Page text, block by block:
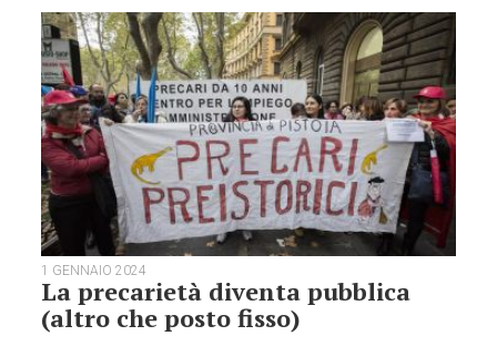
1 GENNAIO 2024
La precarietà diventa pubblica
(altro che posto fisso)